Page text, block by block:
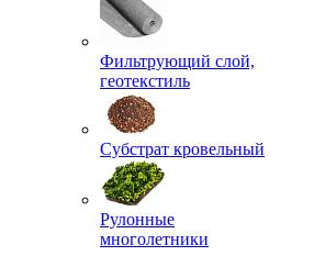
Фильтрующий слой,
геотекстиль
Субстрат кровельный
Рулонные
многолетники